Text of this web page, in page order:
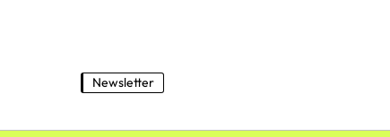
Newsletter